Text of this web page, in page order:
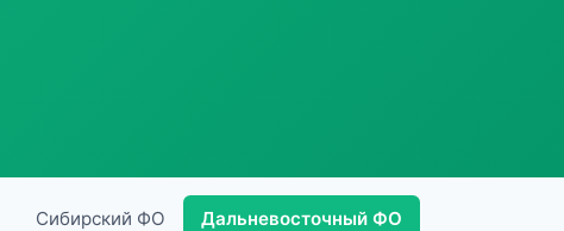
Сибирский ФО Дальневосточный ФО